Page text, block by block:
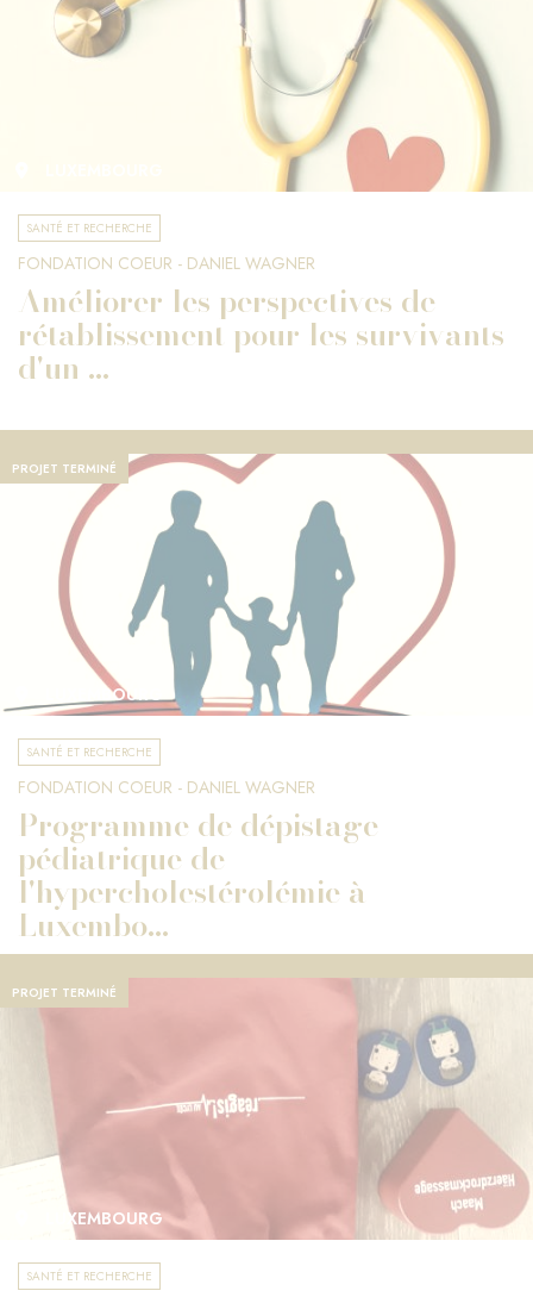
SANTÉ ET RECHERCHE
FONDATION COEUR - DANIEL WAGNER
Améliorer les perspectives de
rétablissement pour les survivants
d'un ...
PROJET TERMINÉ
LUXEMBOURG
SANTÉ ET RECHERCHE
FONDATION COEUR - DANIEL WAGNER
Programme de dépistage
pédiatrique de
l'hypercholestérolémie à
Luxembo...
PROJET TERMINÉ
LUXEMBOURG
SANTÉ ET RECHERCHE